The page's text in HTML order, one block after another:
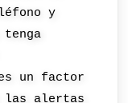
y
un factor
las alertas